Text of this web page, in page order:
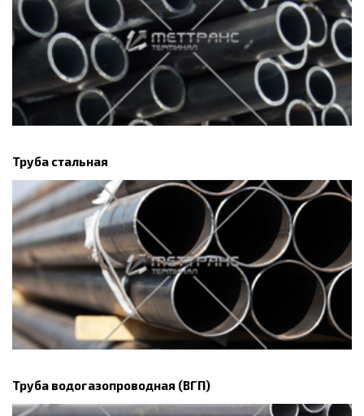
Труба стальная
Труба водогазопроводная (ВГП)